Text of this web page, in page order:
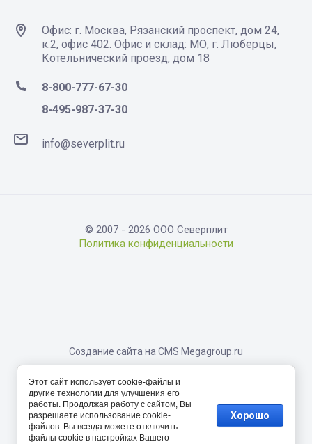
Офис: г. Москва, Рязанский проспект, дом 24,
к.2, офис 402. Офис и склад: МО, г. Люберцы,
Котельнический проезд, дом 18
8-800-777-67-30
8-495-987-37-30
info@severplit.ru
© 2007 - 2026 ООО Северплит
Политика конфиденциальности
Создание сайта на CMS Megagroup.ru
справочный характер и не являет собой публичную оферту,
определяемую соответствующими положениями Статьи 437
Гражданского кодекса Российской Федерации. Окончательные
цены и скидки будут озвучены и согласованы с менеджерами
компании.
Этот сайт использует cookie-файлы и
другие технологии для улучшения его
работы. Продолжая работу с сайтом, Вы
разрешаете использование cookie-
файлов. Вы всегда можете отключить
файлы cookie в настройках Вашего
Хорошо